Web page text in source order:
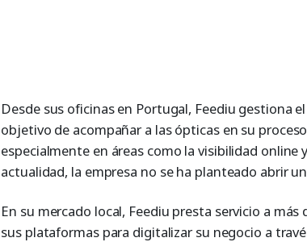
Desde sus oficinas en Portugal, Feediu gestiona
objetivo de acompañar a las ópticas en su
especialmente en áreas como la visibilidad online
actualidad, la empresa no se ha planteado abrir
En su mercado local, Feediu presta servicio a
sus plataformas para digitalizar su negocio a